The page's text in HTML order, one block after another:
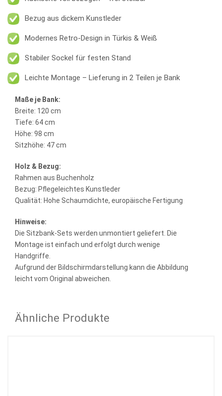
Bezug aus dickem Kunstleder
Modernes Retro-Design in Türkis & Weiß
Stabiler Sockel für festen Stand
Leichte Montage – Lieferung in 2 Teilen je Bank
Maße je Bank:
Breite: 120 cm
Tiefe: 64 cm
Höhe: 98 cm
Sitzhöhe: 47 cm
Holz & Bezug:
Rahmen aus Buchenholz
Bezug: Pflegeleichtes Kunstleder
Qualität: Hohe Schaumdichte, europäische Fertigung
Hinweise:
Die Sitzbank-Sets werden unmontiert geliefert. Die
Montage ist einfach und erfolgt durch wenige
Handgriffe.
Aufgrund der Bildschirmdarstellung kann die Abbildung
leicht vom Original abweichen.
Ähnliche Produkte